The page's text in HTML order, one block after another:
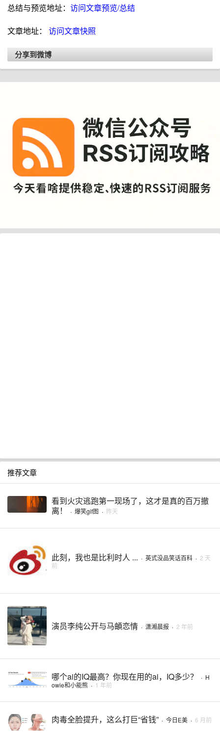
总结与预览地址： 访问文章预览/总结
文章地址： 访问文章快照
分享到微博
推荐文章
看到火灾逃跑第一现场了，这才是真的百万撤
离！
· 爆笑gif图 · 昨天
此刻，我也是比利时人 ... · 英式没品笑话百科 · 2 天
前
演员李纯公开与马頔恋情 · 潇湘晨报 · 2 年前
哪个ai的IQ最高？你现在用的ai，IQ多少？ · H
owie和小能熊 · 1 年前
肉毒全脸提升，这么打巨“省钱” · 今日E美 · 6 月前